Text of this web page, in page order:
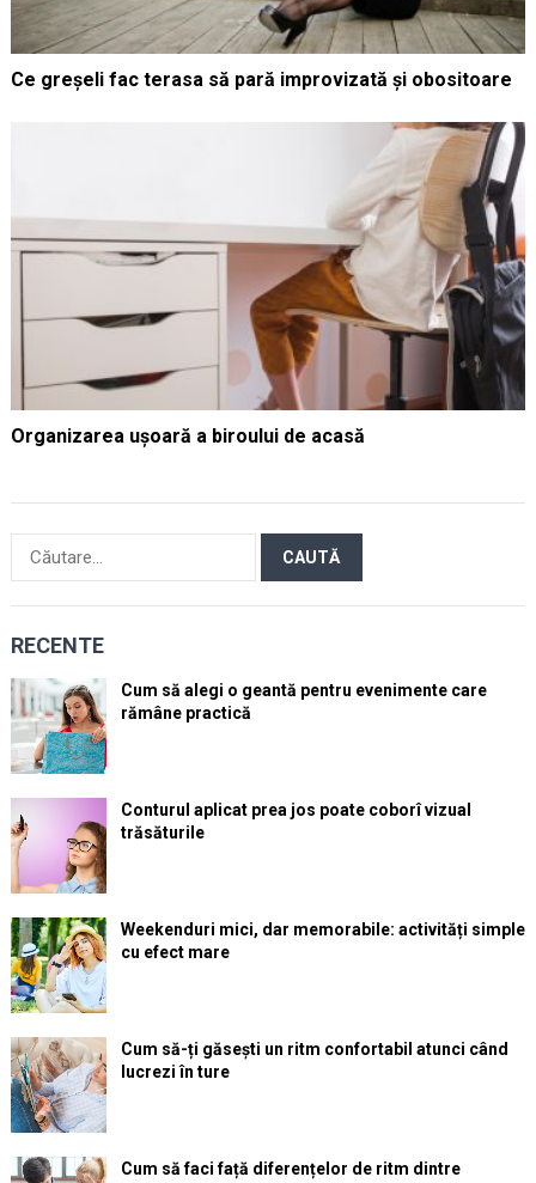
Ce greșeli fac terasa să pară improvizată și obositoare
Organizarea ușoară a biroului de acasă
Caută
RECENTE
Cum să alegi o geantă pentru evenimente care
rămâne practică
Conturul aplicat prea jos poate coborî vizual
trăsăturile
Weekenduri mici, dar memorabile: activități simple
cu efect mare
Cum să-ți găsești un ritm confortabil atunci când
lucrezi în ture
Cum să faci față diferențelor de ritm dintre